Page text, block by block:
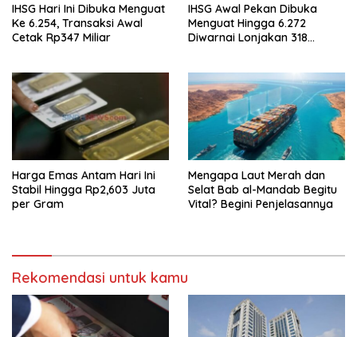
IHSG Hari Ini Dibuka Menguat
Ke 6.254, Transaksi Awal
Cetak Rp347 Miliar
IHSG Awal Pekan Dibuka
Menguat Hingga 6.272
Diwarnai Lonjakan 318
Harga Emas Antam Hari Ini
Stabil Hingga Rp2,603 Juta
per Gram
Mengapa Laut Merah dan
Selat Bab al-Mandab Begitu
Vital? Begini Penjelasannya
Rekomendasi untuk kamu